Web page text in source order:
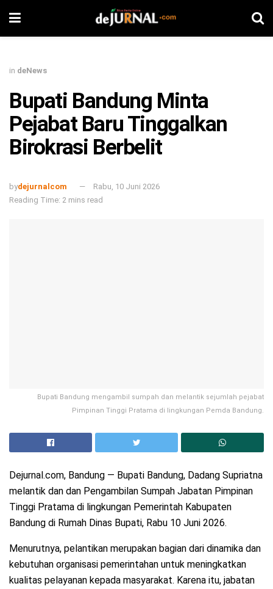
in deNews
Bupati Bandung Minta
Pejabat Baru Tinggalkan
Birokrasi Berbelit
bydejurnalcom
Rabu, 10 Juni 2026
Reading Time: 2 mins read
Bupati Bandung mengambil sumpah dan melantik sejumlah pejabat
Pimpinan Tinggi Pratama di lingkungan Pemda Bandung.
Dejurnal.com, Bandung — Bupati Bandung, Dadang Supriatna
melantik dan dan Pengambilan Sumpah Jabatan Pimpinan
Tinggi Pratama di lingkungan Pemerintah Kabupaten
Bandung di Rumah Dinas Bupati, Rabu 10 Juni 2026.
Menurutnya, pelantikan merupakan bagian dari dinamika dan
kebutuhan organisasi pemerintahan untuk meningkatkan
kualitas pelayanan kepada masyarakat. Karena itu, jabatan